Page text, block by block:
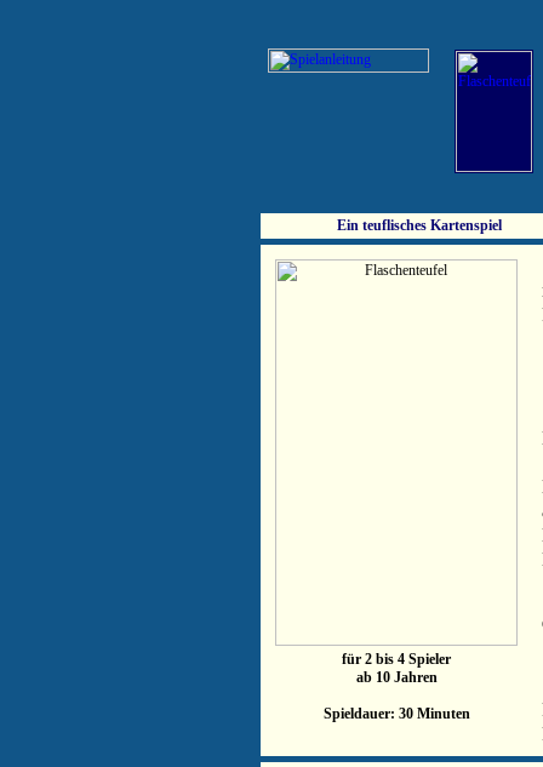
Ein teuflisches Kartenspiel
für 2 bis 4 Spieler
ab 10 Jahren
Spieldauer: 30 Minuten